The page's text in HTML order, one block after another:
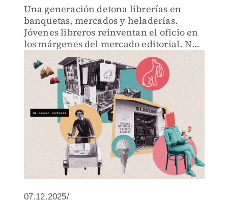
Una generación detona librerías en
banquetas, mercados y heladerías.
Jóvenes libreros reinventan el oficio en
los márgenes del mercado editorial. No
es nostalgia: es resistencia.
07.12.2025/